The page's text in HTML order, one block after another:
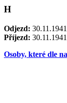
H
Odjezd:
Příjezd:
Osoby, které dle